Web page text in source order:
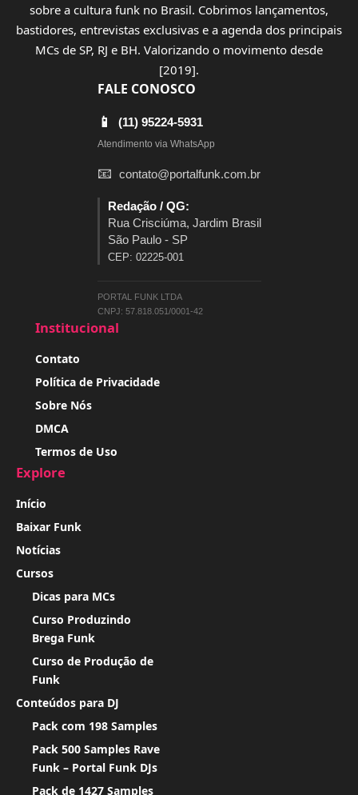
sobre a cultura funk no Brasil. Cobrimos lançamentos,
bastidores, entrevistas exclusivas e a agenda dos principais
MCs de SP, RJ e BH. Valorizando o movimento desde
[2019].
FALE CONOSCO
📱 (11) 95224-5931
Atendimento via WhatsApp
📧 contato@portalfunk.com.br
Redação / QG:
Rua Crisciúma, Jardim Brasil
São Paulo - SP
CEP: 02225-001
PORTAL FUNK LTDA
CNPJ: 57.818.051/0001-42
Institucional
Contato
Política de Privacidade
Sobre Nós
DMCA
Termos de Uso
Explore
Início
Baixar Funk
Notícias
Cursos
Dicas para MCs
Curso Produzindo
Brega Funk
Curso de Produção de
Funk
Conteúdos para DJ
Pack com 198 Samples
Pack 500 Samples Rave
Funk – Portal Funk DJs
Pack de 1427 Samples